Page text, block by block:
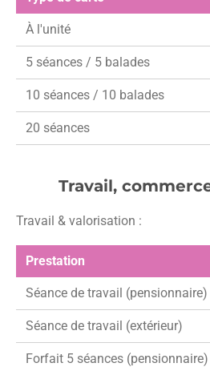
À l'unité
5 séances / 5 balades
10 séances / 10 balades
20 séances
Travail,
Travail & valorisation :
Prestation
Séance de travail (pensionnaire)
Séance de travail (extérieur)
Forfait 5 séances (pensionnaire)